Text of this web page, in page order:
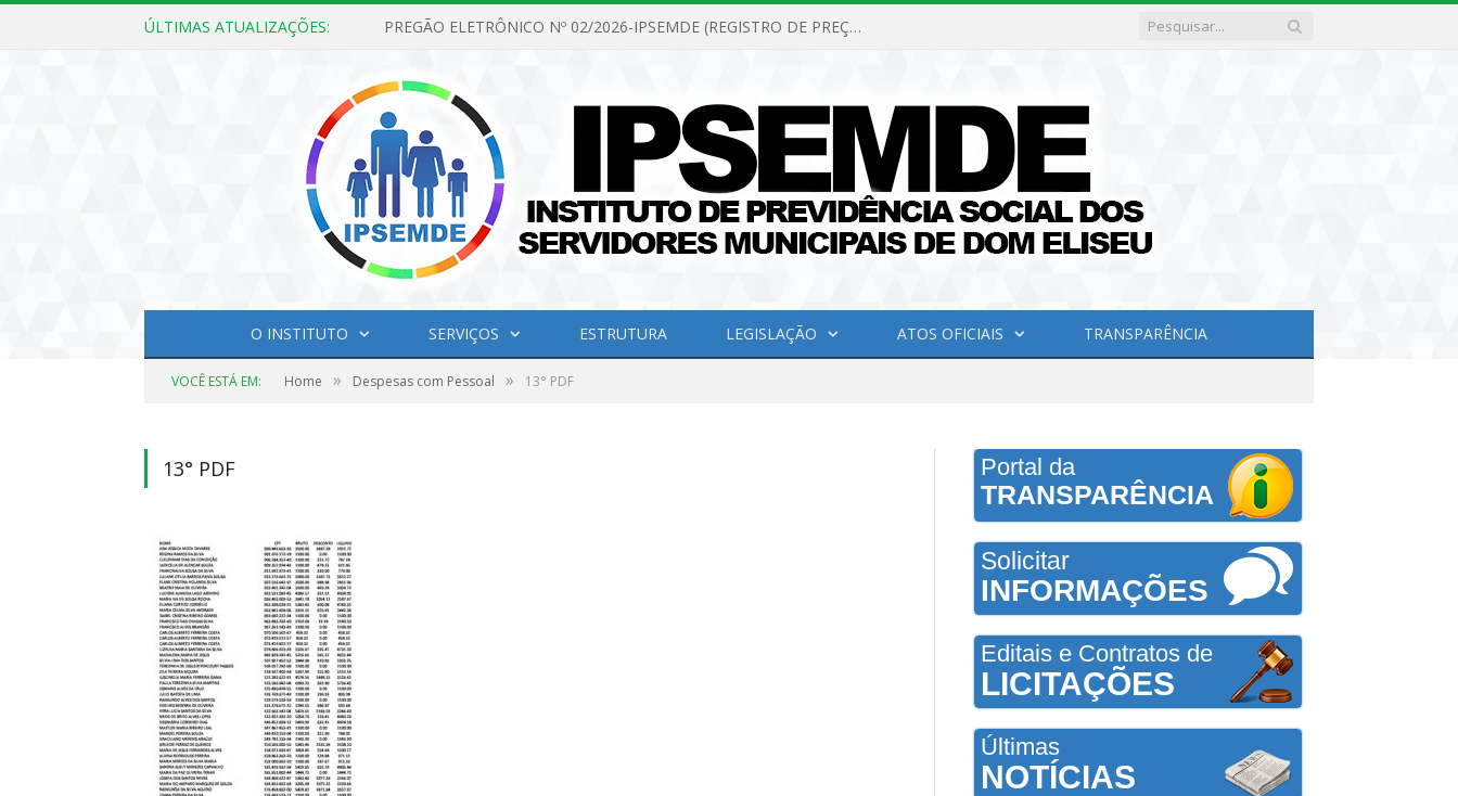
ÚLTIMAS ATUALIZAÇÕES: PREGÃO ELETRÔNICO Nº 02/2026-IPSEMDE (REGISTRO DE PREÇOS PARA FUTURA E EVENTUAL AQUISIÇÃO DE MATERIAL DE LIMPEZA E GÊNEROS ALIMENTÍCIOS PARA ATENDER AS NECESSIDADES DO INSTITUTO DE PREVIDÊNCIA SOCIAL DOS SERVIDORES MUNICIPAIS DE DOM ELISEU.)
O INSTITUTO SERVIÇOS ESTRUTURA LEGISLAÇÃO ATOS OFICIAIS TRANSPARÊNCIA
VOCÊ ESTÁ EM: Home » Despesas com Pessoal » 13° PDF
13° PDF Portal da
TRANSPARÊNCIA
Solicitar
INFORMAÇÕES
Editais e Contratos de
LICITAÇÕES
Últimas
NOTÍCIAS